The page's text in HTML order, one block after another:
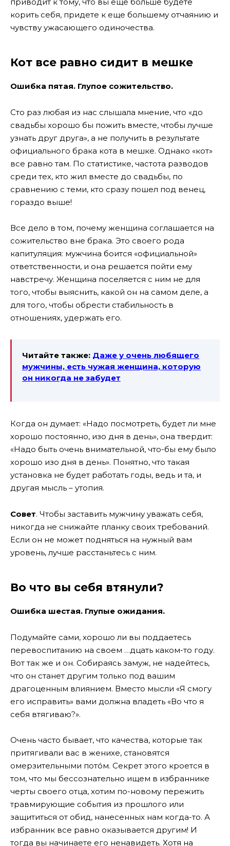
корить себя, придете к еще большему отчаянию и
чувству ужасающего одиночества.
Кот все равно сидит в мешке
Ошибка пятая. Глупое сожительство.
Сто раз любая из нас слышала мнение, что «до
свадьбы хорошо бы пожить вместе, чтобы лучше
узнать друг друга», а не получить в результате
официального брака кота в мешке. Однако «кот»
все равно там. По статистике, частота разводов
среди тех, кто жил вместе до свадьбы, по
сравнению с теми, кто сразу пошел под венец,
гораздо выше!
Все дело в том, почему женщина соглашается на
сожительство вне брака. Это своего рода
капитуляция: мужчина боится «официальной»
ответственности, и она решается пойти ему
навстречу. Женщина поселяется с ним не для
того, чтобы выяснить, какой он на самом деле, а
для того, чтобы обрести стабильность в
отношениях, удержать его.
Читайте также: Даже у очень любящего
мужчины, есть чужая женщина, которую
он никогда не забудет
Когда он думает: «Надо посмотреть, будет ли мне
хорошо постоянно, изо дня в день», она твердит:
«Надо быть очень внимательной, что-бы ему было
хорошо изо дня в день». Понятно, что такая
установка не будет работать годы, ведь и та, и
другая мысль – утопия.
Совет. Чтобы заставить мужчину уважать себя,
никогда не снижайте планку своих требований.
Если он не может подняться на нужный вам
уровень, лучше расстаньтесь с ним.
Во что вы себя втянули?
Ошибка шестая. Глупые ожидания.
Подумайте сами, хорошо ли вы поддаетесь
перевоспитанию на своем …дцать каком-то году.
Вот так же и он. Собираясь замуж, не надейтесь,
что он станет другим только под вашим
драгоценным влиянием. Вместо мысли «Я смогу
его исправить» вами должна владеть «Во что я
себя втягиваю?».
Очень часто бывает, что качества, которые так
притягивали вас в женихе, становятся
омерзительными потóм. Секрет этого кроется в
том, что мы бессознательно ищем в избраннике
черты своего отца, хотим по-новому пережить
травмирующие события из прошлого или
защититься от обид, нанесенных нам когда-то. А
избранник все равно оказывается другим! И
тогда вы начинаете его ненавидеть. Хотя на